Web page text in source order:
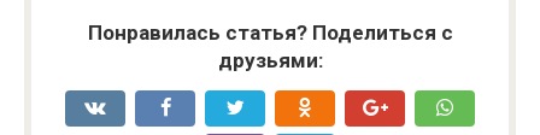
Понравилась статья? Поделиться с
друзьями: